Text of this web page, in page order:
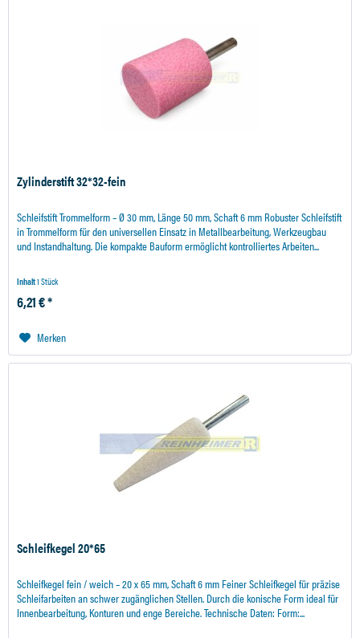
Zylinderstift 32*32-fein
Schleifstift Trommelform – Ø 30 mm, Länge 50 mm, Schaft 6 mm Robuster Schleifstift
in Trommelform für den universellen Einsatz in Metallbearbeitung, Werkzeugbau
und Instandhaltung. Die kompakte Bauform ermöglicht kontrolliertes Arbeiten...
Inhalt1 Stück
6,21 € *
Merken
Schleifkegel 20*65
Schleifkegel fein / weich – 20 x 65 mm, Schaft 6 mm Feiner Schleifkegel für präzise
Schleifarbeiten an schwer zugänglichen Stellen. Durch die konische Form ideal für
Innenbearbeitung, Konturen und enge Bereiche. Technische Daten: Form:...